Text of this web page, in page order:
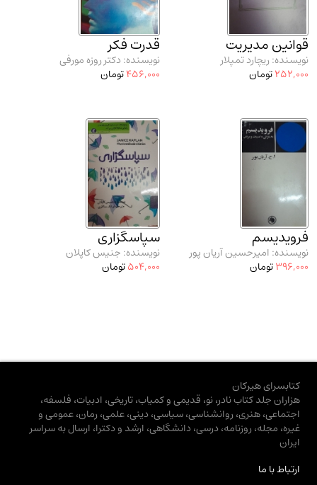
قوانین مدیریت
نویسنده: ریچارد تمپلار
252,000تومان
قدرت فکر
نویسنده: دکتر روزه مورفی
456,000تومان
فرویدیسم
نویسنده: امیرحسین آریان پور
396,000تومان
سپاسگزاری
نویسنده: جنیس کاپلان
504,000تومان
کتابسرای هیرکان
هزاران جلد کتاب نادر، نو، قدیمی و کمیاب، تاریخی، ادبیات، فلسفه،
اجتماعی، هنری، روانشناسی، سیاسی، دینی، علمی، رمان، عمومی و
غیره، مجله، روزنامه، درسی، دانشگاهی، ارشد و دکترا، ارسال به سراسر
ایران
ارتباط با ما